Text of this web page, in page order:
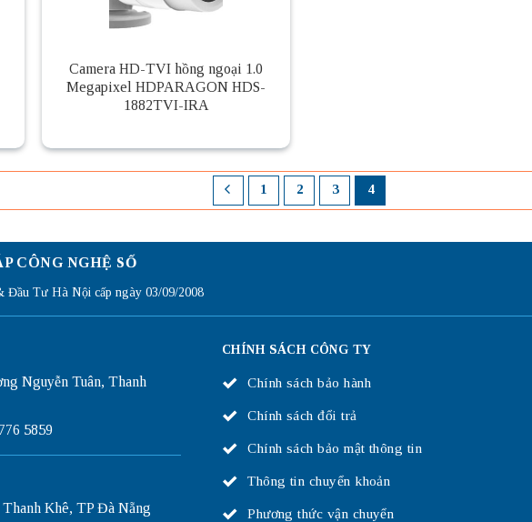
Camera HD-TVI hồng ngoại 1.0
Megapixel HDPARAGON HDS-
1882TVI-IRA
1 2 3 4
CÔNG NGHỆ SỐ
Đầu Tư Hà Nội cấp ngày 03/09/2008
Nguyễn Tuân, Thanh
5859
Khê, TP Đà Nẵng
CHÍNH SÁCH CÔNG TY
Chính sách bảo hành
Chính sách đổi trả
Chính sách bảo mật thông tin
Thông tin chuyển khoản
Phương thức vận chuyển